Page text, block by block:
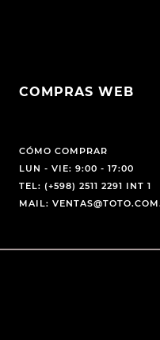
COMPRAS WEB
CÓMO COMPRAR
LUN - VIE: 9:00 - 17:00
TEL: (+598) 2511 2291 INT 1
MAIL: